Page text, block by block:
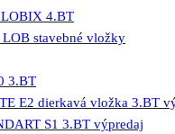
4.BT
LOB stavebné vložky
3.BT
E2 dierkavá vložka 3.BT
S1 3.BT výpredaj